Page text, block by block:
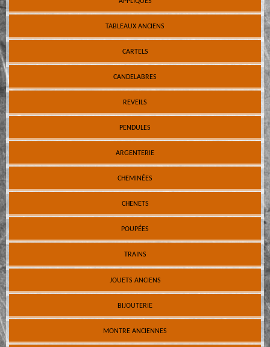
TABLEAUX ANCIENS
CARTELS
CANDELABRES
REVEILS
PENDULES
ARGENTERIE
CHEMINÉES
CHENETS
POUPÉES
TRAINS
JOUETS ANCIENS
BIJOUTERIE
MONTRE ANCIENNES